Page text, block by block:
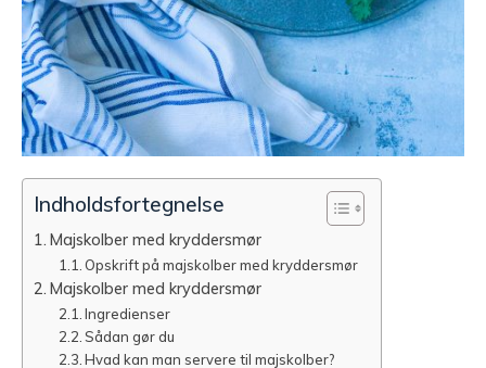
Indholdsfortegnelse
Majskolber med kryddersmør
Opskrift på majskolber med kryddersmør
Majskolber med kryddersmør
Ingredienser
Sådan gør du
Hvad kan man servere til majskolber?